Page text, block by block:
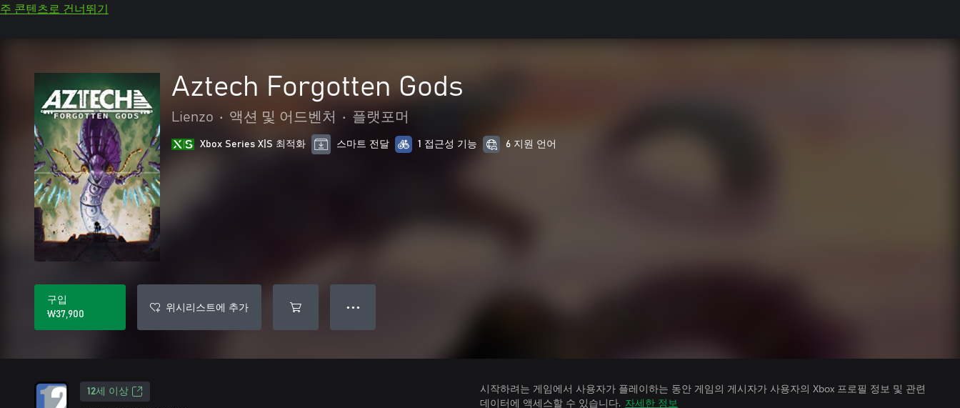
주 콘텐츠로 건너뛰기
Aztech Forgotten Gods
Lienzo • 액션 및 어드벤처 • 플랫포머
Xbox Series X|S 최적화 스마트 전달 1 접근성 기능 6 지원 언어
구입
₩37,900
위시리스트에 추가 ● ● ●
12세 이상
시작하려는 게임에서 사용자가 플레이하는 동안 게임의 게시자가 사용자의 Xbox 프로필 정보 및 관련
데이터에 액세스할 수 있습니다. 자세한 정보